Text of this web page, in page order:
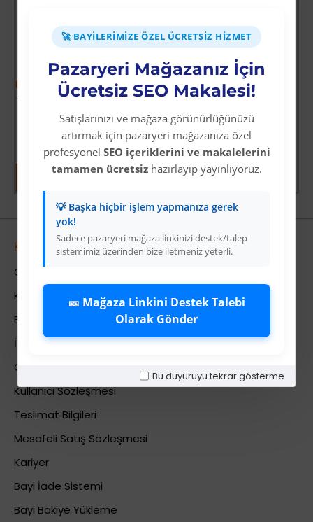
🚀 BAYILERIMIZE ÖZEL ÜCRETSIZ HIZMET
Pazaryeri Mağazanız İçin
Ücretsiz SEO Makalesi!
Satışlarınızı ve mağaza görünürlüğünüzü
artırmak için pazaryeri mağazanıza özel
profesyonel SEO içeriklerini ve makalelerini
tamamen ücretsizhazırlayıp yayınlıyoruz.
💡 Başka hiçbir işlem yapmanıza gerek
yok!
Sadece pazaryeri mağaza linkinizi destek/talep
sistemimiz üzerinden bize iletmeniz yeterli.
🎫 Mağaza Linkini Destek Talebi
Olarak Gönder
Bu duyuruyu tekrar gösterme
Üyelere Özel Fiyat
Üye Olunuz
-64 %
Üyelere Özel Fiyat
Üye Olunuz
Kurumsal
Colezium Hakkında
Kurumsal Bilgiler
Banka Hesab Bilgileri
İletişim
Gizlilik Politikası
Kullanıcı Sözleşmesi
Teslimat Bilgileri
Mesafeli Satış Sözleşmesi
Kariyer
Bayi İade Sistemi
Bayi Bakiye Yükleme